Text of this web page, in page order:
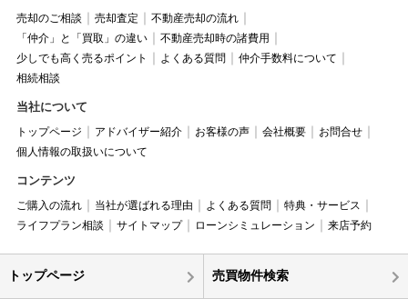
売却のご相談 売却査定
不動産売却の流れ
「仲介」と「買取」の違い
不動産売却時の諸費用
少しでも高く売るポイント
よくある質問
仲介手数料について
相続相談
当社について
トップページ アドバイザー紹介 お客様の声 会社概要
お問合せ
個人情報の取扱いについて
コンテンツ
ご購入の流れ 当社が選ばれる理由 よくある質問
特典・サービス
ライフプラン相談
サイトマップ ローンシミュレーション 来店予約
トップページ 売買物件検索